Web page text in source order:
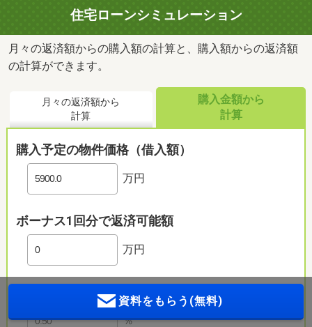
住宅ローンシミュレーション
月々の返済額からの購入額の計算と、購入額からの返済額
の計算ができます。
月々の返済額から
計算
購入金額から
計算
購入予定の物件価格（借入額）
万円
ボーナス1回分で返済可能額
万円
％
資料をもらう(無料)